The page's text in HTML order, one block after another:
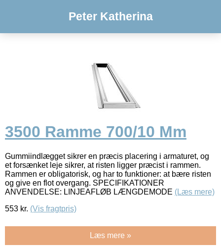
Peter Katherina
3500 Ramme 700/10 Mm
Gummiindlægget sikrer en præcis placering i armaturet, og
et forsænket leje sikrer, at risten ligger præcist i rammen.
Rammen er obligatorisk, og har to funktioner: at bære risten
og give en flot overgang. SPECIFIKATIONER
ANVENDELSE: LINJEAFLØB LÆNGDEMODE (Læs mere)
553 kr. (Vis fragtpris)
Læs mere »